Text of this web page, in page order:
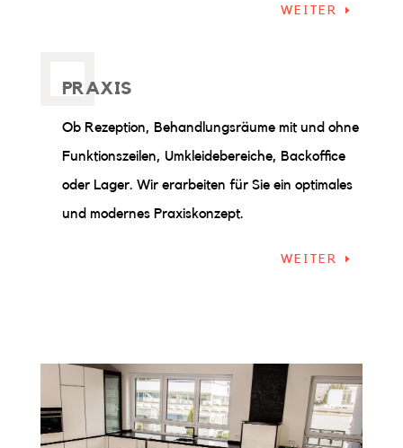
WEITER
PRAXIS
Ob Rezeption, Behandlungsräume mit und ohne
Funktionszeilen, Umkleidebereiche, Backoffice
oder Lager. Wir erarbeiten für Sie ein optimales
und modernes Praxiskonzept.
WEITER